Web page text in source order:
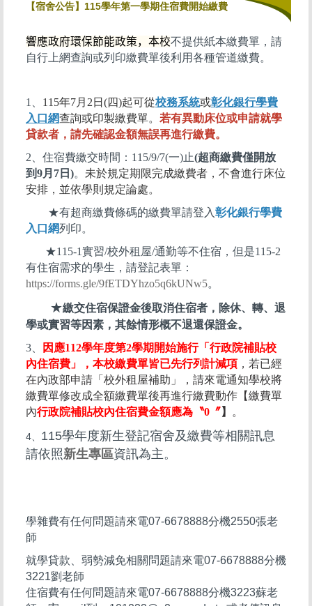
【宿舍公告】115學年第一學期住宿費開始繳費
響應政府環保節能政策，本校不提供紙本繳費單，請
自行 上網查詢或列印繳費單後利用各種管道繳費。
1、 115年7月2 日(四)起可從校務系統或彰化銀行學費
入口網查詢或印製繳費單。 若有異動床位或申請就學
貸款者，請先確認金額無誤再進行繳費。
2、住宿費繳交時間：115/9/7(一)止(超商繳費僅開放
到9月7日)。 未於規定期限完成繳費者，不會進行床位
安排，並依學則規定論處。
★有超商繳費條碼的繳費單請登入彰化銀行學費
入口網列印。
★115-1實習/校外租屋/通勤等不住宿，但是115-2
有住宿需求的學生，請登記表單：
https://forms.gle/9fETDYhzo5q6kUNw5。
★繳交住宿保證金後取消住宿者，除休、轉、退
學或實習等因素，其餘情形概不退還保證金。
3、
因應112學年度第2學期開始施行「行政院補貼校
內住宿費」，本校繳費單皆已先行列計減項 ，若已經
在內政部申請「校外租屋補助」，請來電通知學校將
繳費單修改成全額繳費單後再進行繳費動作【繳費單
內行政院補貼校內住宿費金額應為〝0〞】 。
4、 115學年度新生登記宿舍及繳費等相關訊息
請依照新生專區資訊為主。
學雜費有任何問題請來電07-6678888分機2550張老
師
就學貸款、弱勢減免相關問題請來電07-6678888分機
3221劉老師
住宿費有任何問題請來電07-6678888分機3223蘇老